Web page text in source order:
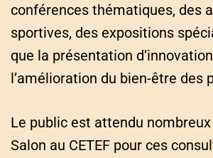
conférences thématiques, des
sportives, des expositions
que la présentation
l’amélioration du bien-être des
Le public est attendu
Salon au CETEF pour ces